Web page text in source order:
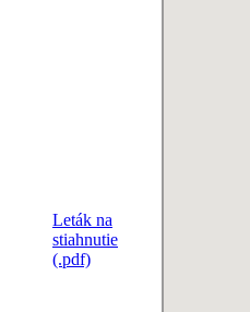
Leták na
stiahnutie
(.pdf)